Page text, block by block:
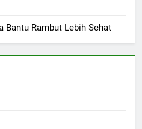
Bantu Rambut Lebih Sehat